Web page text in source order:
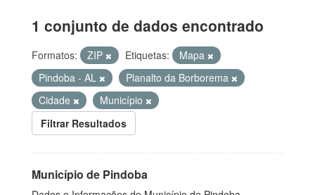
1 conjunto de dados encontrado
Formatos: ZIP Etiquetas:
Mapa
Pindoba - AL
Planalto da Borborema
Cidade
Município
Filtrar Resultados
Município de Pindoba